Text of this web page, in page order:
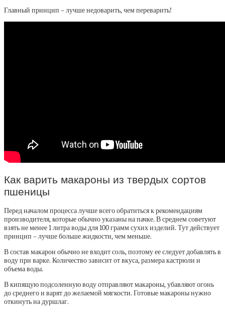
Главный принцип – лучше недоварить, чем переварить!
Как варить макароны из твердых сортов
пшеницы
Перед началом процесса лучше всего обратиться к рекомендациям
производителя, которые обычно указаны на пачке. В среднем советуют
взять не менее 1 литра воды для 100 грамм сухих изделий. Тут действует
принцип – лучше больше жидкости, чем меньше.
В состав макарон обычно не входит соль, поэтому ее следует добавлять в
воду при варке. Количество зависит от вкуса, размера кастрюли и
объема воды.
В кипящую подсоленную воду отправляют макароны, убавляют огонь
до среднего и варят до желаемой мягкости. Готовые макароны нужно
откинуть на дуршлаг.